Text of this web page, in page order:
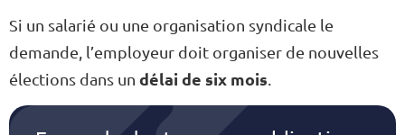
Si un salarié ou une organisation syndicale le
demande, l’employeur doit organiser de nouvelles
élections dans un délai de six mois